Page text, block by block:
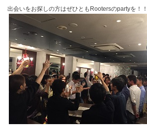
出会いをお探しの方はぜひともRootersのpartyを！！